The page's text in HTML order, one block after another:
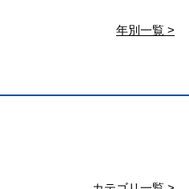
年別一覧 >